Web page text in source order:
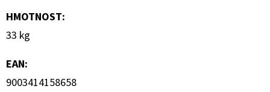
HMOTNOST:
33 kg
EAN:
9003414158658